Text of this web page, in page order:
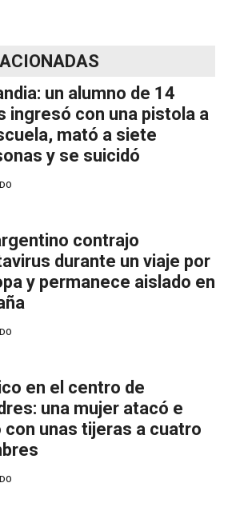
un alumno de 14
ingresó con una pistola a
mató a siete
y se suicidó
contrajo
durante un viaje por
y permanece aislado en
en el centro de
una mujer atacó e
con unas tijeras a cuatro